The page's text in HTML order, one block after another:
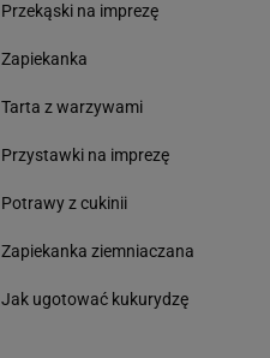
Przekąski na imprezę
Zapiekanka
Tarta z warzywami
Przystawki na imprezę
Potrawy z cukinii
Zapiekanka ziemniaczana
Jak ugotować kukurydzę